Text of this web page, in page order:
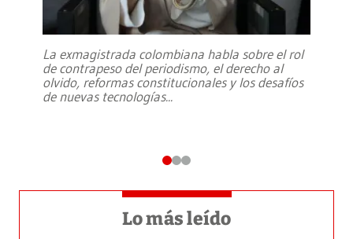
La exmagistrada colombiana habla sobre el rol
de contrapeso del periodismo, el derecho al
olvido, reformas constitucionales y los desafíos
de nuevas tecnologías...
Lo más leído